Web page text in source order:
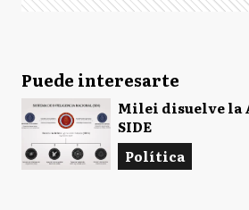
Puede interesarte
Milei disuelve la
SIDE
Política